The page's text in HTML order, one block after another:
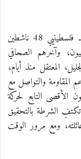
طالت الملاحقات السياسية الإسرائيلية ضد فلسطينيي 48 ناشطين
وآخرهم الصحافي
المعتقل منذ أيام،
المقاومة والتواصل مع
الأقصى التابع لحركة
الشرطة بالتحقيق
ومع مرور الوقت